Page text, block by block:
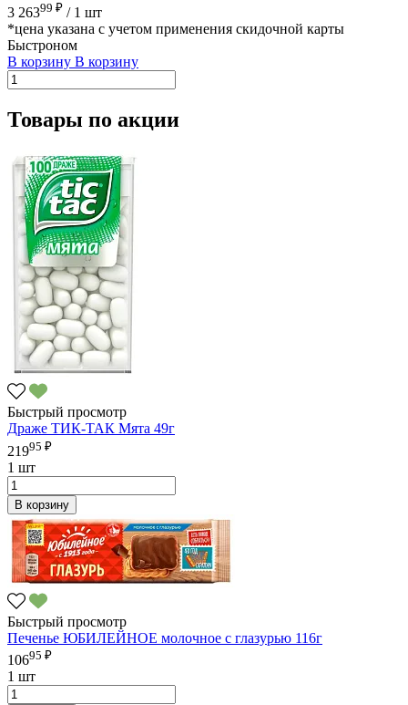
3 26399 ₽ / 1 шт
*цена указана с учетом применения скидочной карты
Быстроном
В корзину В корзину
Товары по акции
Быстрый просмотр
Драже ТИК-ТАК Мята 49г
21995 ₽
1 шт
В корзину
Быстрый просмотр
Печенье ЮБИЛЕЙНОЕ молочное с глазурью 116г
10695 ₽
1 шт